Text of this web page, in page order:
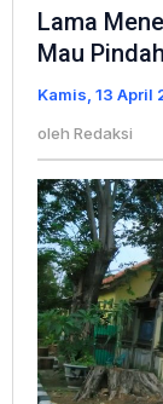
Lama
Mau Pindah
Kamis, 13 April
oleh Redaksi